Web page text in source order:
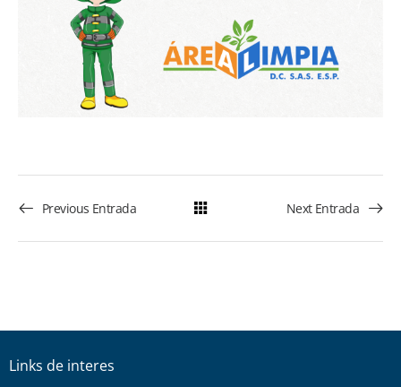
Previous Entrada Next Entrada
Links de interes